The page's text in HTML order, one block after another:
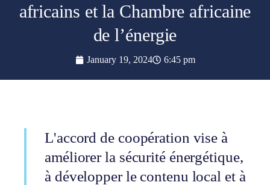
africains et la Chambre africaine
de l’énergie
January 19, 2024 6:45 pm
L'accord de coopération vise à
améliorer la sécurité énergétique,
à développer le contenu local et à